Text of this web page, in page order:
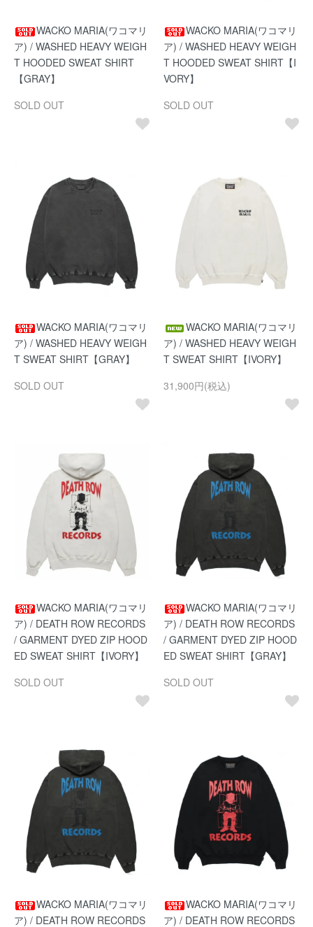
WACKO MARIA(ワコマリ
ア) / WASHED HEAVY WEIGH
T HOODED SWEAT SHIRT
【GRAY】
SOLD OUT
WACKO MARIA(ワコマリ
ア) / WASHED HEAVY WEIGH
T HOODED SWEAT SHIRT【I
VORY】
SOLD OUT
WACKO MARIA(ワコマリ
ア) / WASHED HEAVY WEIGH
T SWEAT SHIRT【GRAY】
SOLD OUT
WACKO MARIA(ワコマリ
ア) / WASHED HEAVY WEIGH
T SWEAT SHIRT【IVORY】
31,900円(税込)
WACKO MARIA(ワコマリ
ア) / DEATH ROW RECORDS
/ GARMENT DYED ZIP HOOD
ED SWEAT SHIRT【IVORY】
SOLD OUT
WACKO MARIA(ワコマリ
ア) / DEATH ROW RECORDS
/ GARMENT DYED ZIP HOOD
ED SWEAT SHIRT【GRAY】
SOLD OUT
WACKO MARIA(ワコマリ
ア) / DEATH ROW RECORDS
WACKO MARIA(ワコマリ
ア) / DEATH ROW RECORDS